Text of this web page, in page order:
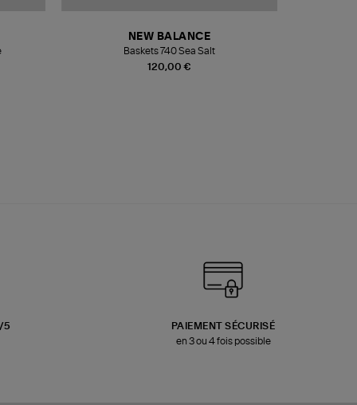
120,00 €
NEW BALANCE
Baskets 740 Sea Salt
5
PAIEMENT SÉCURISÉ
en 3 ou 4 fois possible